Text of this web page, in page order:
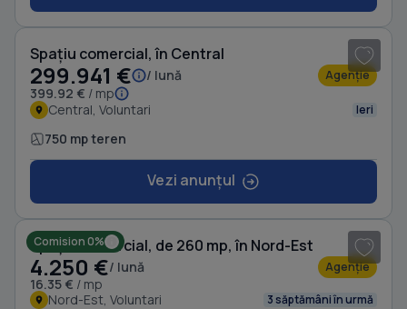
Spațiu comercial, în Central
299.941 €
/ lună
399.92 € / mp
Agenție
Central, Voluntari Ieri
750 mp teren
Vezi anunțul
Comision 0%
Spațiu comercial, de 260 mp, în Nord-Est
4.250 €/ lună
16.35 € / mp
Agenție
Nord-Est, Voluntari 3 săptămâni în urmă